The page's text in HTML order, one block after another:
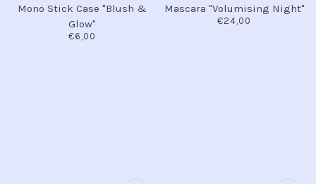
Mono Stick Case "Blush &
Glow"
€6,00
Mascara "Volumising Night"
€24,00